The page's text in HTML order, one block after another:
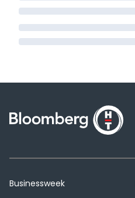
Businessweek